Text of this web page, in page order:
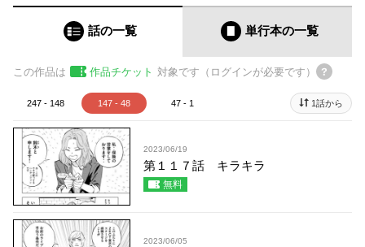
話の一覧 単行本の一覧
この作品は 作品チケット 対象です（ログインが必要です）
247 - 148 147 - 48 47 - 1 1話から
2023/06/19
第１１７話 キラキラ
無料
2023/06/05